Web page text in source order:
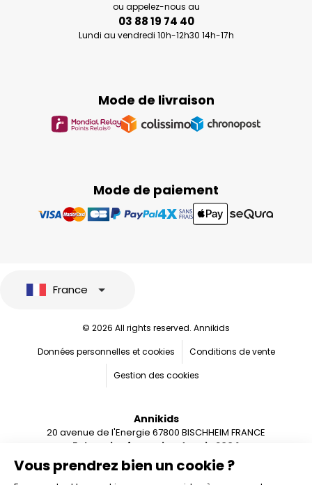
Mode de paiement
Mode de livraison
ou appelez-nous au
03 88 19 74 40
Lundi au vendredi 10h-12h30 14h-17h
Vous prendrez bien un cookie ?
France
© 2026 All rights reserved. Annikids
Données personnelles et cookies
Conditions de vente
Gestion des cookies
Annikids
20 avenue de l'Energie 67800 BISCHHEIM FRANCE
Entreprise française depuis 2004